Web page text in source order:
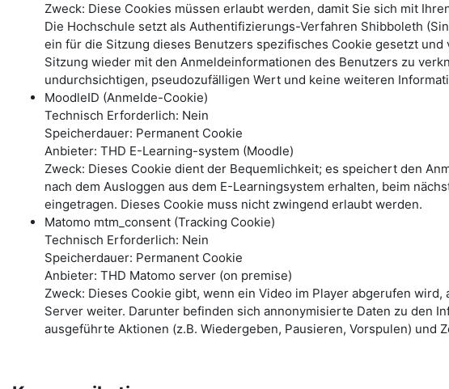
Zweck: Diese Cookies müssen erlaubt werden, damit Sie sich mit
Die Hochschule setzt als Authentifizierungs-Verfahren Shibboleth
ein für die Sitzung dieses Benutzers spezifisches Cookie gesetzt
Sitzung wieder mit den Anmeldeinformationen des Benutzers zu
undurchsichtigen, pseudozufälligen Wert und keine weiteren
MoodleID (Anmelde-Cookie)
Technisch Erforderlich: Nein
Speicherdauer: Permanent Cookie
Anbieter: THD E-Learning-system (Moodle)
Zweck: Dieses Cookie dient der Bequemlichkeit; es speichert den
nach dem Ausloggen aus dem E-Learningsystem erhalten, beim
eingetragen. Dieses Cookie muss nicht zwingend erlaubt werden.
Matomo mtm_consent (Tracking Cookie)
Technisch Erforderlich: Nein
Speicherdauer: Permanent Cookie
Anbieter: THD Matomo server (on premise)
Zweck: Dieses Cookie gibt, wenn ein Video im Player abgerufen
Server weiter. Darunter befinden sich annonymisierte Daten zu den
ausgeführte Aktionen (z.B. Wiedergeben, Pausieren, Vorspulen) und